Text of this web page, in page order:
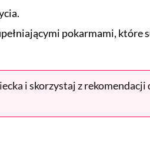
pokarmami, które
i skorzystaj z